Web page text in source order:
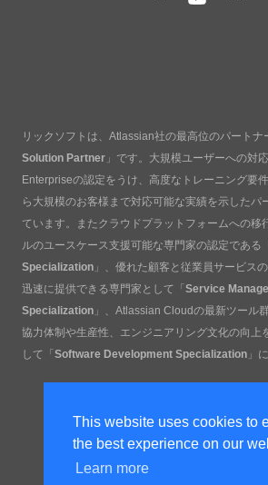
This website uses cookies to
the best experience on our
Learn more
リックソフトは、Atlassian社の最高位のパートナ
Solution Partner 」です。大規模ユーザーへの対
Enterpriseの認定をうけ、高度なトレーニング要
ら大規模のお客様まで対応可能な実績を示したパ
ています。またクラウドプラットフォームへの移
ルのユースケース支援可能な専門家の認定である「
Specialization 」、優れた顧客と従業員サービス
迅速に提供できる専門家として「 Service
Specialization 」、Atlassian Cloudの最新ツール
協力体制や生産性、エンジニアリング文化の向上
して「 Software Development Specialization 」